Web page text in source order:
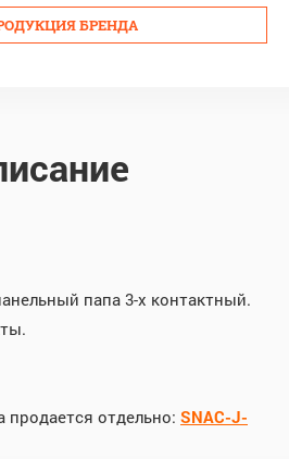
БРЕНДА
папа 3-х контактный.
продается отдельно: SNAC-J-